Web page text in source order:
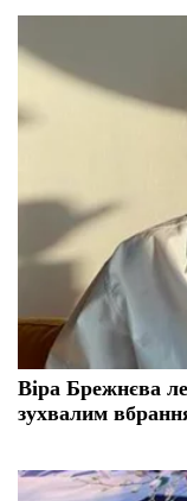
Віра Брежнєва
зухвалим